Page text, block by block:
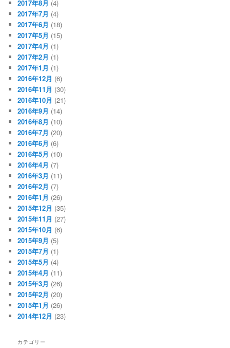
2017年8月 (4)
2017年7月 (4)
2017年6月 (18)
2017年5月 (15)
2017年4月 (1)
2017年2月 (1)
2017年1月 (1)
2016年12月 (6)
2016年11月 (30)
2016年10月 (21)
2016年9月 (14)
2016年8月 (10)
2016年7月 (20)
2016年6月 (6)
2016年5月 (10)
2016年4月 (7)
2016年3月 (11)
2016年2月 (7)
2016年1月 (26)
2015年12月 (35)
2015年11月 (27)
2015年10月 (6)
2015年9月 (5)
2015年7月 (1)
2015年5月 (4)
2015年4月 (11)
2015年3月 (26)
2015年2月 (20)
2015年1月 (26)
2014年12月 (23)
カテゴリー